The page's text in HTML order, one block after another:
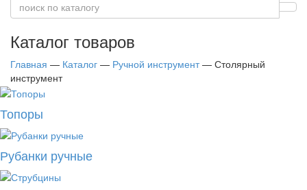
Каталог товаров
Главная — Каталог — Ручной инструмент — Столярный
инструмент
Топоры
Рубанки ручные